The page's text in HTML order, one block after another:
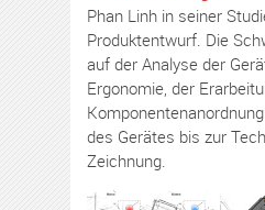
Phan Linh in seiner
Produktentwurf. Die
auf der Analyse der
Ergonomie, der
des Gerätes bis zur
Zeichnung.